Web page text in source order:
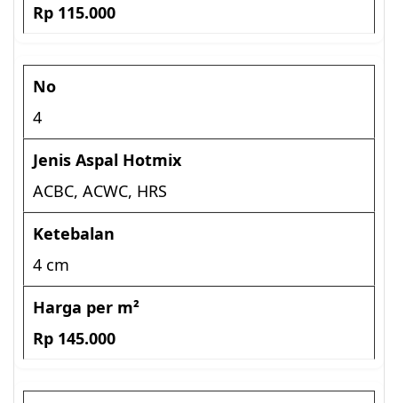
Rp 115.000
4
ACBC, ACWC, HRS
4 cm
Rp 145.000